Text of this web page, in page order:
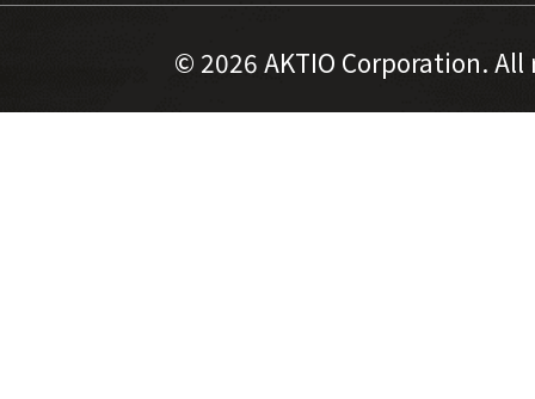
© 2026 AKTIO Corporation.